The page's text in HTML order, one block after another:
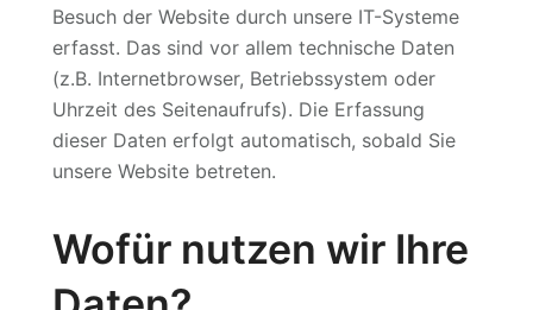
Besuch der Website durch unsere IT-Systeme
erfasst. Das sind vor allem technische Daten
(z.B. Internetbrowser, Betriebssystem oder
Uhrzeit des Seitenaufrufs). Die Erfassung
dieser Daten erfolgt automatisch, sobald Sie
unsere Website betreten.
Wofür nutzen wir Ihre